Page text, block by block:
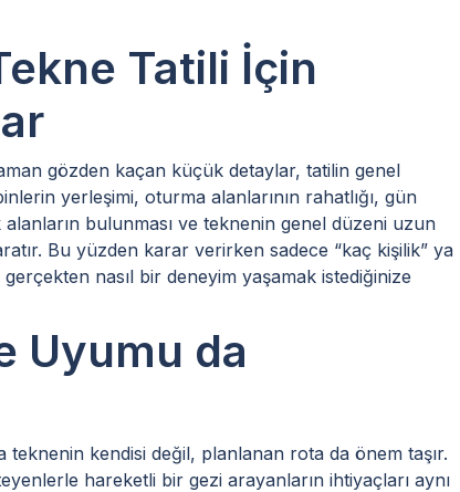
Tatili İçin
gözden kaçan küçük detaylar, tatilin genel
yerleşimi, oturma alanlarının rahatlığı, gün
bulunması ve teknenin genel düzeni uzun
Bu yüzden karar verirken sadece “kaç kişilik” ya
nasıl bir deneyim yaşamak istediğinize
Uyumu da
teknenin kendisi değil, planlanan rota da önem taşır.
hareketli bir gezi arayanların ihtiyaçları aynı